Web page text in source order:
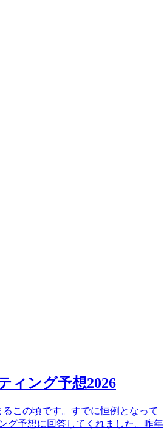
ィング予想2026
この頃です。すでに恒例となって
グ予想に回答してくれました。昨年